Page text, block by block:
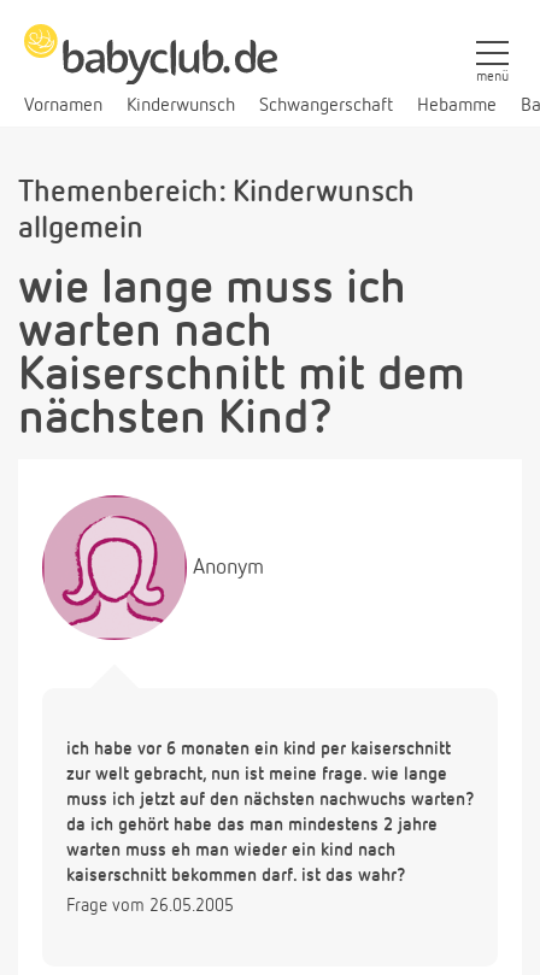
Vornamen Kinderwunsch Schwangerschaft Hebamme
menü
Themenbereich: Kinderwunsch
allgemein
wie lange muss ich
warten nach
Kaiserschnitt mit dem
nächsten Kind?
Anonym
ich habe vor 6 monaten ein kind per kaiserschnitt
zur welt gebracht, nun ist meine frage. wie lange
muss ich jetzt auf den nächsten nachwuchs warten?
da ich gehört habe das man mindestens 2 jahre
warten muss eh man wieder ein kind nach
kaiserschnitt bekommen darf. ist das wahr?
Frage vom 26.05.2005